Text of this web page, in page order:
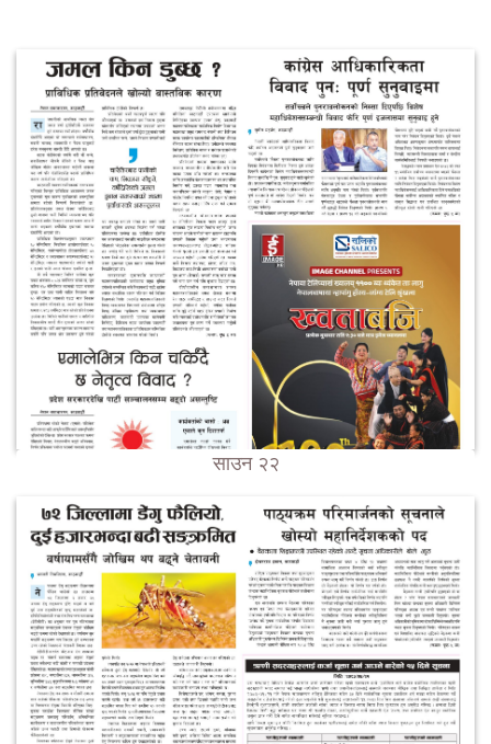
साउन २२